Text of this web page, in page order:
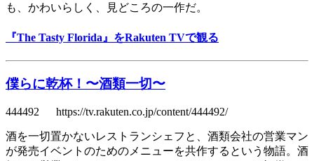
も、かわいらしく、見どころの一作だ。
『The Tasty Florida』をRakuten TVで観る
僕らに乾杯！〜酒類一切〜
444492 https://tv.rakuten.co.jp/content/444492/
酒を一切置かないレストランシェフと、酒類会社の営業マン
が発売イベントのためのメニューを共作するという物語。酒